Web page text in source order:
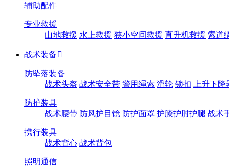
辅助配件
专业救援
山地救援 水上救援 狭小空间救援 直升机救援 索道
战术装备
防坠落装备
战术头盔 战术安全带 警用绳索 滑轮 锁扣 上升下降
防护装具
战术腰带 防风护目镜 防护面罩 护膝护肘护腿 战术
携行装具
战术背心 战术背包
照明通信